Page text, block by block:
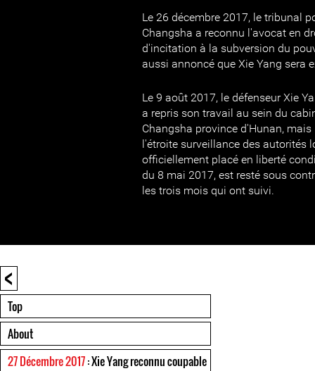
Le 26 décembre 2017, le tribunal
Changsha a reconnu l'avocat en
d'incitation à la subversion du
aussi annoncé que Xie Yang sera
Le 9 août 2017, le défenseur Xie
a repris son travail au sein du
Changsha province d'Hunan,
l'étroite surveillance des autorités
officiellement placé en liberté
du 8 mai 2017, est resté sous
les trois mois qui ont suivi.
<
Top
About
27 Décembre 2017: Xie Yang reconnu coupable